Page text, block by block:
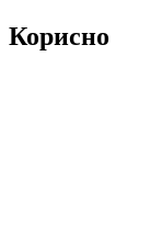
Корисно